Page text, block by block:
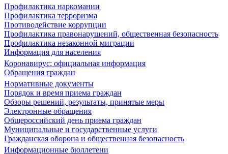
Профилактика наркомании
Профилактика терроризма
Противодействие коррупции
Профилактика правонарушений, общественная безопасность
Профилактика незаконной миграции
Информация для населения
Коронавирус: официальная информация
Обращения граждан
Нормативные документы
Порядок и время приема граждан
Обзоры решений, результаты, принятые меры
Электронные обращения
Общероссийский день приема граждан
Муниципальные и государственные услуги
Гражданская оборона и общественная безопасность
Информационные бюллетени